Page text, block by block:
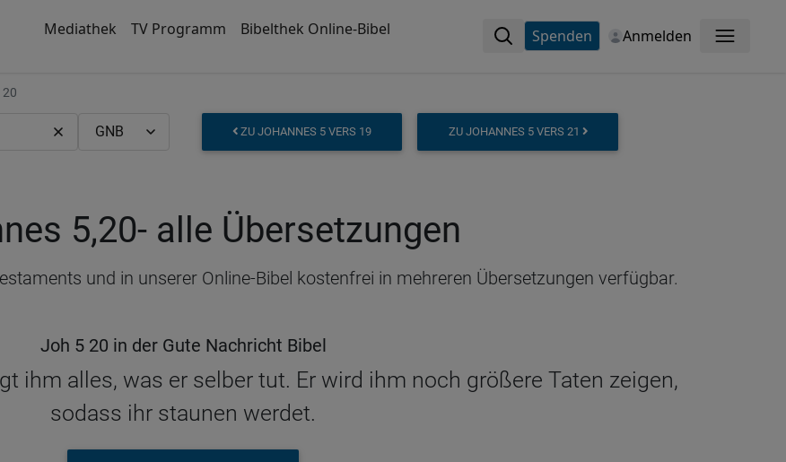
Mediathek TV Programm Bibelthek Online-Bibel Spenden Anmelden Menü
20
ZU JOHANNES 5 VERS 19 ZU JOHANNES 5 VERS 21
5,20- alle Übersetzungen
und in unserer Online-Bibel kostenfrei in mehreren Übersetzungen verfügbar.
Joh 5 20 in der Gute Nachricht Bibel
ihm alles, was er selber tut. Er wird ihm noch größere Taten zeigen,
sodass ihr staunen werdet.